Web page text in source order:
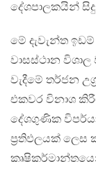
දේශපාලකයින්
මේ දැවැන්ත
වාසස්ථාන
වැදීමේ තර්ජන
එකවර විනාශ
දේශගුණික
ප‍්‍රතිඵලයක් ලෙස